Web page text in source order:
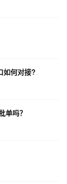
如何对接?
单吗？